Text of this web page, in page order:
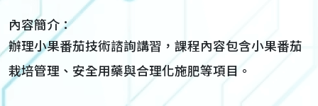
內容簡介：
辦理小果番茄技術諮詢講習，課程內容包含小果番茄
栽培管理、安全用藥與合理化施肥等項目。